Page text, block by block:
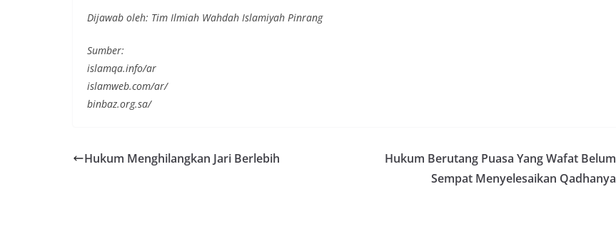
Dijawab oleh: Tim Ilmiah Wahdah Islamiyah Pinrang
Sumber:
islamqa.info/ar
islamweb.com/ar/
binbaz.org.sa/
Hukum Menghilangkan Jari Berlebih
Hukum Berutang Puasa Yang Wafat Belum
Sempat Menyelesaikan Qadhanya